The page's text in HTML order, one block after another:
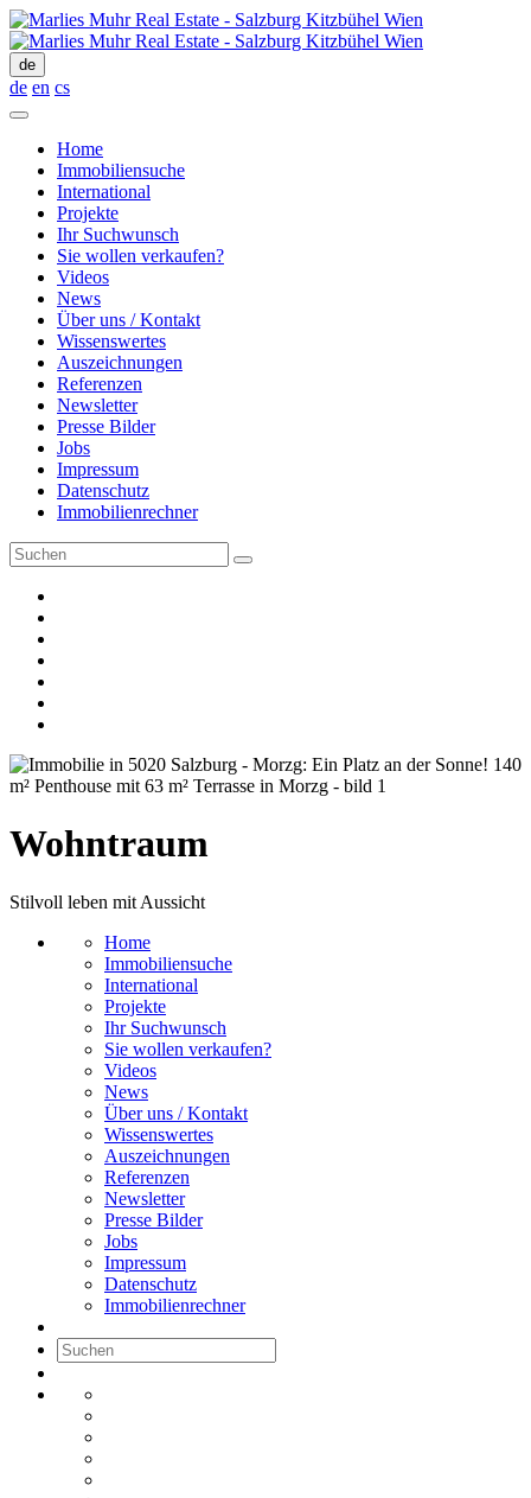
de
de en cs
Home
Immobiliensuche
International
Projekte
Ihr Suchwunsch
Sie wollen verkaufen?
Videos
News
Über uns / Kontakt
Wissenswertes
Auszeichnungen
Referenzen
Newsletter
Presse Bilder
Jobs
Impressum
Datenschutz
Immobilienrechner
Wohntraum
Stilvoll leben mit Aussicht
Home
Immobiliensuche
International
Projekte
Ihr Suchwunsch
Sie wollen verkaufen?
Videos
News
Über uns / Kontakt
Wissenswertes
Auszeichnungen
Referenzen
Newsletter
Presse Bilder
Jobs
Impressum
Datenschutz
Immobilienrechner